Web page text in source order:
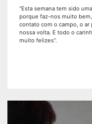
“Esta semana tem sido
porque faz-nos muito
contato com o campo, o
nossa volta. E todo o
muito felizes”.